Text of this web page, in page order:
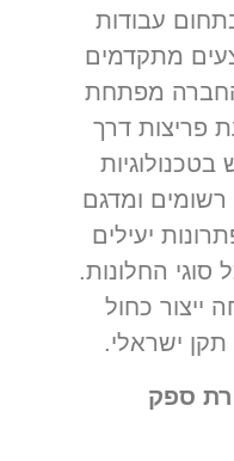
בתחום עבודות
מתקדמים
החברה מפתחת
פריצות דרך
ומדגם
יעילים
סוגי החלונות.
ייצור כחול
ישראלי.
ספק